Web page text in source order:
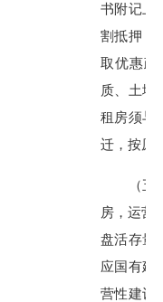
书附记上
割抵押，
取优惠政
质、土地
租房须与
迁，按原
（五）
房，运营
盘活存量
应国有建
营性建设